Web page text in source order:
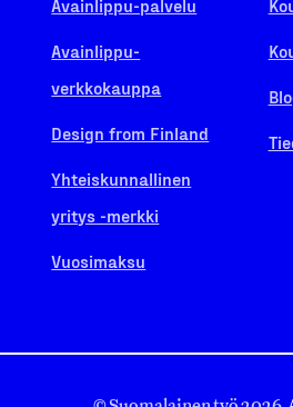
Avainlippu-palvelu
Avainlippu-
verkkokauppa
Design from Finland
Yhteiskunnallinen
yritys -merkki
Vuosimaksu